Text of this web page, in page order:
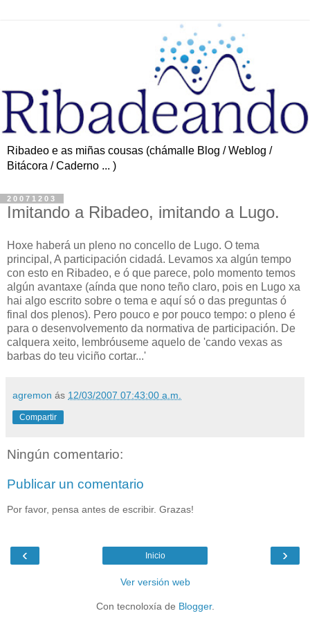
Ribadeo e as miñas cousas (chámalle Blog / Weblog /
Bitácora / Caderno ... )
20071203
Imitando a Ribadeo, imitando a Lugo.
Hoxe haberá un pleno no concello de Lugo. O tema
principal, A participación cidadá. Levamos xa algún tempo
con esto en Ribadeo, e ó que parece, polo momento temos
algún avantaxe (aínda que nono teño claro, pois en Lugo xa
hai algo escrito sobre o tema e aquí só o das preguntas ó
final dos plenos). Pero pouco e por pouco tempo: o pleno é
para o desenvolvemento da normativa de participación. De
calquera xeito, lembróuseme aquelo de 'cando vexas as
barbas do teu viciño cortar...'
agremon ás 12/03/2007 07:43:00 a.m.
Compartir
Ningún comentario:
Publicar un comentario
Por favor, pensa antes de escribir. Grazas!
‹ ›
Inicio
Ver versión web
Con tecnoloxía de Blogger.